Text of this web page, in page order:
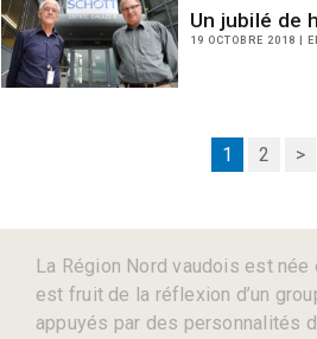
Un jubilé de
19 OCTOBRE 2018 |
1 2 >
La Région Nord vaudois est née
est fruit de la réflexion d’un
appuyés par des personnalités